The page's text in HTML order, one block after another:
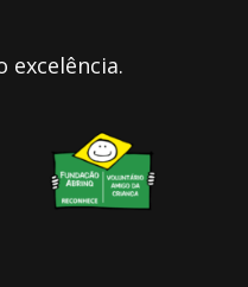
excelência.